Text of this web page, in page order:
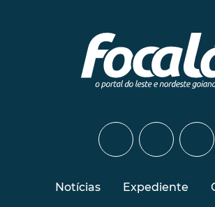
Notícias Expediente